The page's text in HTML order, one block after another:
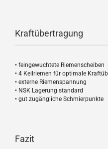
Kraftübertragung
• feingewuchtete Riemenscheiben
• 4 Keilriemen für optimale
• externe Riemenspannung
• NSK Lagerung standard
• gut zugängliche Schmierpunkte
Fazit